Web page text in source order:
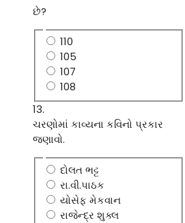
છે?
110
105
107
108
13.
ચરણોમાં કાવ્યના કવિનો પ્રકાર
જણાવો.
દોલત ભટ્ટ
રા.વી.પાઠક
યોસેફ મેકવાન
રાજેન્દ્ર શુક્લ